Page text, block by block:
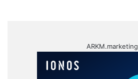
ARKM.marketing